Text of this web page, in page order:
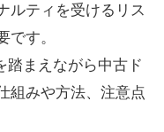
ルティを受けるリス
です。
踏まえながら中古ド
組みや方法、注意点